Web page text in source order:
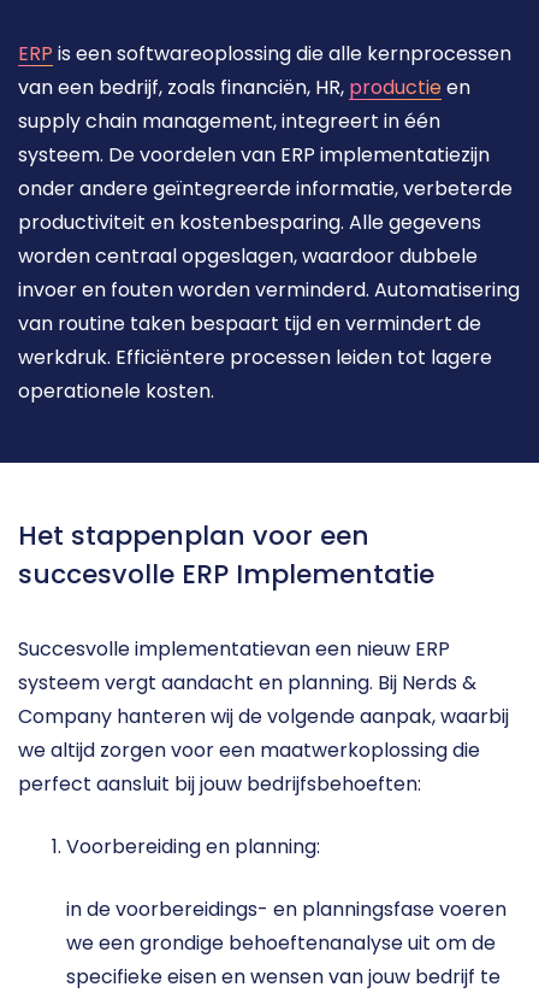
ERP is een softwareoplossing die alle kernprocessen
van een bedrijf, zoals financiën, HR, productie en
supply chain management, integreert in één
systeem. De voordelen van ERP implementatiezijn
onder andere geïntegreerde informatie, verbeterde
productiviteit en kostenbesparing. Alle gegevens
worden centraal opgeslagen, waardoor dubbele
invoer en fouten worden verminderd. Automatisering
van routine taken bespaart tijd en vermindert de
werkdruk. Efficiëntere processen leiden tot lagere
operationele kosten.
Het stappenplan voor een
succesvolle ERP Implementatie
Succesvolle implementatievan een nieuw ERP
systeem vergt aandacht en planning. Bij Nerds &
Company hanteren wij de volgende aanpak, waarbij
we altijd zorgen voor een maatwerkoplossing die
perfect aansluit bij jouw bedrijfsbehoeften:
Voorbereiding en planning:
in de voorbereidings- en planningsfase voeren
we een grondige behoeftenanalyse uit om de
specifieke eisen en wensen van jouw bedrijf te